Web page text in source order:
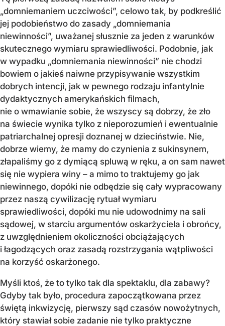
„domniemaniem uczciwości”, celowo tak, by podkreślić
jej podobieństwo do zasady „domniemania
niewinności”, uważanej słusznie za jeden z warunków
skutecznego wymiaru sprawiedliwości. Podobnie, jak
w wypadku „domniemania niewinności” nie chodzi
bowiem o jakieś naiwne przypisywanie wszystkim
dobrych intencji, jak w pewnego rodzaju infantylnie
dydaktycznych amerykańskich filmach,
nie o wmawianie sobie, że wszyscy są dobrzy, że zło
na świecie wynika tylko z nieporozumień i ewentualnie
patriarchalnej opresji doznanej w dzieciństwie. Nie,
dobrze wiemy, że mamy do czynienia z sukinsynem,
złapaliśmy go z dymiącą spluwą w ręku, a on sam nawet
się nie wypiera winy – a mimo to traktujemy go jak
niewinnego, dopóki nie odbędzie się cały wypracowany
przez naszą cywilizację rytuał wymiaru
sprawiedliwości, dopóki mu nie udowodnimy na sali
sądowej, w starciu argumentów oskarżyciela i obrońcy,
z uwzględnieniem okoliczności obciążających
i łagodzących oraz zasadą rozstrzygania wątpliwości
na korzyść oskarżonego.
Myśli ktoś, że to tylko tak dla spektaklu, dla zabawy?
Gdyby tak było, procedura zapoczątkowana przez
świętą inkwizycję, pierwszy sąd czasów nowożytnych,
który stawiał sobie zadanie nie tylko praktyczne